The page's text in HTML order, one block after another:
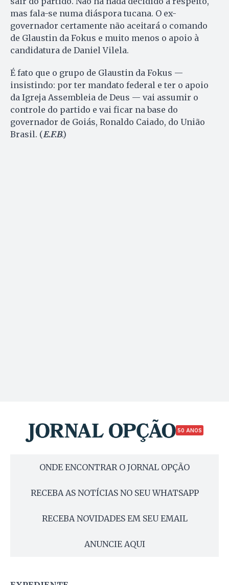
mas fala-se numa diáspora tucana. O ex-
governador certamente não aceitará o comando
de Glaustin da Fokus e muito menos o apoio à
candidatura de Daniel Vilela.
É fato que o grupo de Glaustin da Fokus —
insistindo: por ter mandato federal e ter o apoio
da Igreja Assembleia de Deus — vai assumir o
controle do partido e vai ficar na base do
governador de Goiás, Ronaldo Caiado, do União
Brasil. (E.F.B.)
50 ANOS
ONDE ENCONTRAR O JORNAL OPÇÃO
RECEBA AS NOTÍCIAS NO SEU WHATSAPP
RECEBA NOVIDADES EM SEU EMAIL
ANUNCIE AQUI